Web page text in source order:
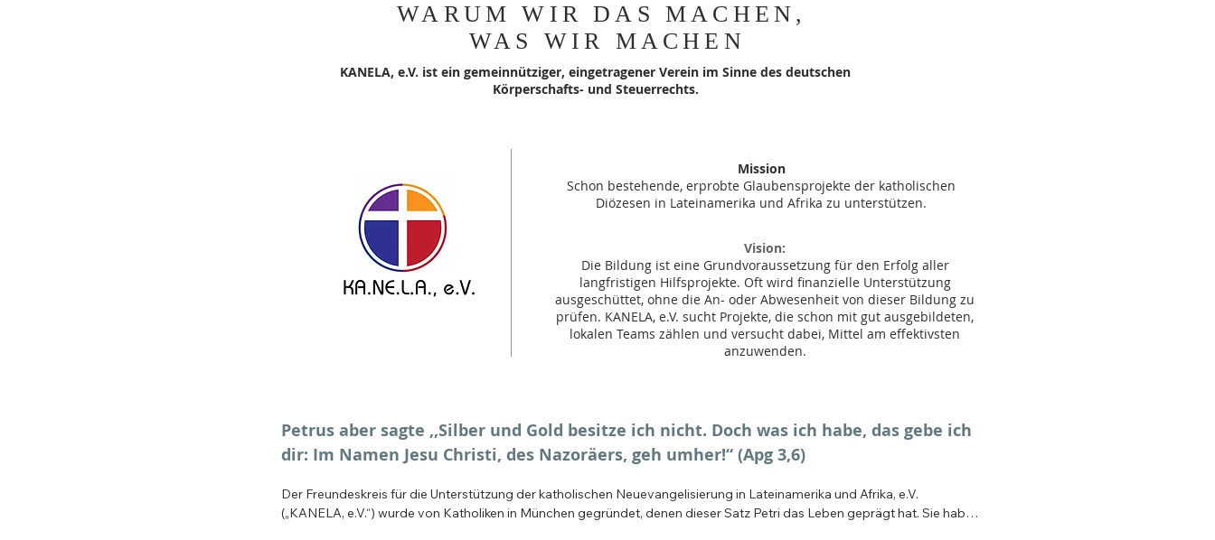
WARUM WIR DAS MACHEN,
WAS WIR MACHEN
KANELA, e.V. ist ein gemeinnütziger, eingetragener Verein im Sinne des deutschen
Körperschafts- und Steuerrechts.
Mission
Schon bestehende, erprobte Glaubensprojekte der katholischen
Diözesen in Lateinamerika und Afrika zu unterstützen.
Vision:
Die Bildung ist eine Grundvoraussetzung für den Erfolg aller
langfristigen Hilfsprojekte. Oft wird finanzielle Unterstützung
ausgeschüttet, ohne die An- oder Abwesenheit von dieser Bildung zu
prüfen. KANELA, e.V. sucht Projekte, die schon mit gut ausgebildeten,
lokalen Teams zählen und versucht dabei, Mittel am effektivsten
anzuwenden.
Petrus aber sagte ,,Silber und Gold besitze ich nicht. Doch was ich habe, das gebe ich
dir: Im Namen Jesu Christi, des Nazoräers, geh umher!“ (Apg 3,6)
Der Freundeskreis für die Unterstützung der katholischen Neuevangelisierung in Lateinamerika und Afrika, e.V.
(„KANELA, e.V.“) wurde von Katholiken in München gegründet, denen dieser Satz Petri das Leben geprägt hat. Sie haben